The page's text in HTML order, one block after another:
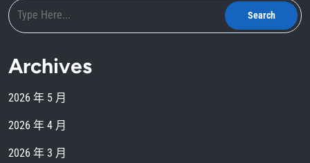
Archives
2026 年 5 月
2026 年 4 月
2026 年 3 月